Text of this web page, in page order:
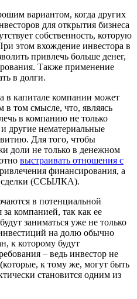
вариантом, когда других
для открытия бизнеса
собственность, которую
этом вхождение инвестора в
привлечь больше денег,
Также применение
в долги.
в капитале компании может
том смысле, что, являясь
в компанию не только
другие нематериальные
Для того, чтобы
доли не только в денежном
выстраивать отношения с
финансирования, а
сделки (ССЫЛКА).
в потенциальной
компанией, так как ее
заниматься уже не только
на долю обычно
к которому будут
– ведь инвестор не
к тому же, могут быть
становится одним из